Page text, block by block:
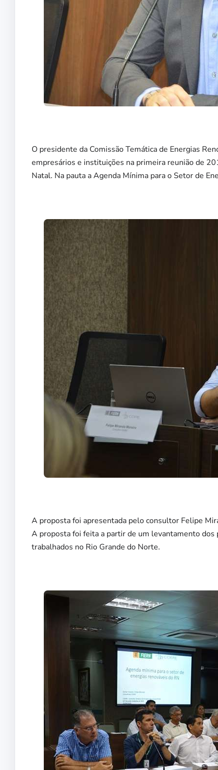
O presidente da Comissão Temática de Energias
empresários e instituições na primeira reunião de
Natal. Na pauta a Agenda Mínima para o Setor de
A proposta foi apresentada pelo consultor Felipe
A proposta foi feita a partir de um levantamento
trabalhados no Rio Grande do Norte.